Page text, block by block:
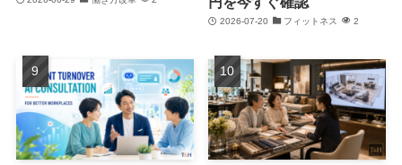
2026-07-20 フィットネス 2